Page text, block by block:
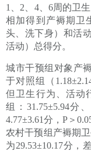
1、2、4、6周的卫
相加得到产褥期卫
头、洗下身）和活
活动）总得分。
城市干预组对象产
于对照组（
但卫生行为、活动
组：31.75±5.94分
4.77±3.61分，P＞
农村干预组产褥期
为29.53±10.17分，